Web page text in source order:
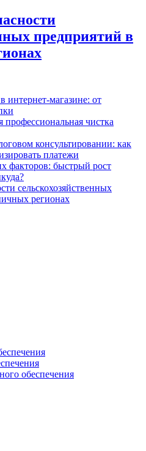
предприятий в
интернет-магазине: от
профессиональная чистка
консультировании: как
платежи
факторов: быстрый рост
сельскохозяйственных
регионах
обеспечения